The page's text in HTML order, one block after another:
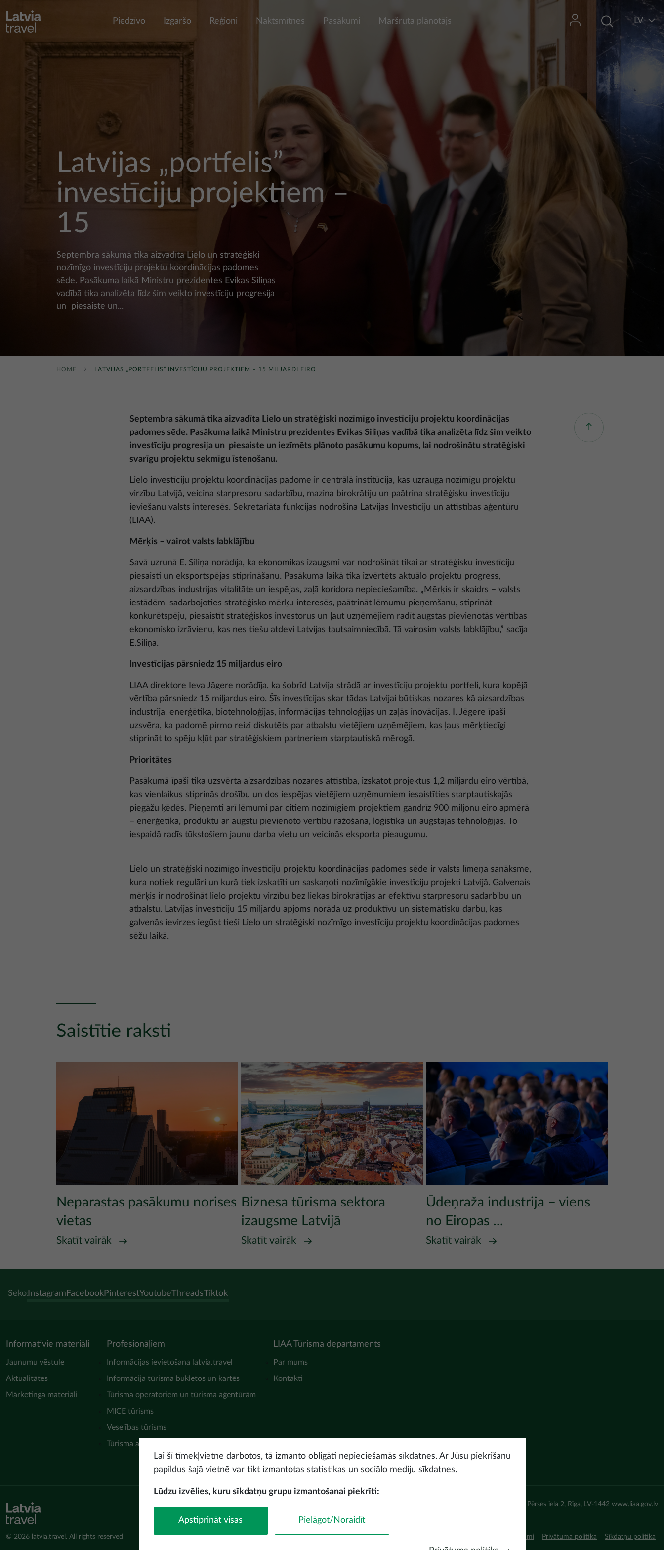
Piedzīvo Izgaršo Reģioni Naktsmītnes Pasākumi Maršruta plānotājs LV
Latvijas „portfelis”
investīciju projektiem –
15
Septembra sākumā tika aizvadīta Lielo un stratēģiski
nozīmīgo investīciju projektu koordinācijas padomes
sēde. Pasākuma laikā Ministru prezidentes Evikas Siliņas
vadībā tika analizēta līdz šim veikto investīciju progresija
un piesaiste un...
HOME LATVIJAS „PORTFELIS” INVESTĪCIJU PROJEKTIEM – 15 MILJARDI EIRO
Septembra sākumā tika aizvadīta Lielo un stratēģiski nozīmīgo investīciju projektu koordinācijas
padomes sēde. Pasākuma laikā Ministru prezidentes Evikas Siliņas vadībā tika analizēta līdz šim veikto
investīciju progresija un piesaiste un iezīmēts plānoto pasākumu kopums, lai nodrošinātu stratēģiski
svarīgu projektu sekmīgu īstenošanu.
Lielo investīciju projektu koordinācijas padome ir centrālā institūcija, kas uzrauga nozīmīgu projektu
virzību Latvijā, veicina starpresoru sadarbību, mazina birokrātiju un paātrina stratēģisku investīciju
ieviešanu valsts interesēs. Sekretariāta funkcijas nodrošina Latvijas Investīciju un attīstības aģentūru
(LIAA).
Mērķis – vairot valsts labklājību
Savā uzrunā E. Siliņa norādīja, ka ekonomikas izaugsmi var nodrošināt tikai ar stratēģisku investīciju
piesaisti un eksportspējas stiprināšanu. Pasākuma laikā tika izvērtēts aktuālo projektu progress,
aizsardzības industrijas vitalitāte un iespējas, zaļā koridora nepieciešamība. „Mērķis ir skaidrs – valsts
iestādēm, sadarbojoties stratēģisko mērķu interesēs, paātrināt lēmumu pieņemšanu, stiprināt
konkurētspēju, piesaistīt stratēģiskos investorus un ļaut uzņēmējiem radīt augstas pievienotās vērtības
ekonomisko izrāvienu, kas nes tiešu atdevi Latvijas tautsaimniecībā. Tā vairosim valsts labklājību,” sacīja
E.Siliņa.
Investīcijas pārsniedz 15 miljardus eiro
LIAA direktore Ieva Jāgere norādīja, ka šobrīd Latvija strādā ar investīciju projektu portfeli, kura kopējā
vērtība pārsniedz 15 miljardus eiro. Šīs investīcijas skar tādas Latvijai būtiskas nozares kā aizsardzības
industrija, enerģētika, biotehnoloģijas, informācijas tehnoloģijas un zaļās inovācijas. I. Jēgere īpaši
uzsvēra, ka padomē pirmo reizi diskutēts par atbalstu vietējiem uzņēmējiem, kas ļaus mērķtiecīgi
stiprināt to spēju kļūt par stratēģiskiem partneriem starptautiskā mērogā.
Prioritātes
Pasākumā īpaši tika uzsvērta aizsardzības nozares attīstība, izskatot projektus 1,2 miljardu eiro vērtībā,
kas vienlaikus stiprinās drošību un dos iespējas vietējiem uzņēmumiem iesaistīties starptautiskajās
piegāžu ķēdēs. Pieņemti arī lēmumi par citiem nozīmīgiem projektiem gandrīz 900 miljonu eiro apmērā
– enerģētikā, produktu ar augstu pievienoto vērtību ražošanā, loģistikā un augstajās tehnoloģijās. To
iespaidā radīs tūkstošiem jaunu darba vietu un veicinās eksporta pieaugumu.
Lielo un stratēģiski nozīmīgo investīciju projektu koordinācijas padomes sēde ir valsts līmeņa sanāksme,
kura notiek regulāri un kurā tiek izskatīti un saskaņoti nozīmīgākie investīciju projekti Latvijā. Galvenais
mērķis ir nodrošināt lielo projektu virzību bez liekas birokrātijas ar efektīvu starpresoru sadarbību un
atbalstu. Latvijas investīciju 15 miljardu apjoms norāda uz produktīvu un sistemātisku darbu, kas
galvenās ievirzes iegūst tieši Lielo un stratēģiski nozīmīgo investīciju projektu koordinācijas padomes
sēžu laikā.
Saistītie raksti
Neparastas pasākumu norises
vietas
Skatīt vairāk
Attēls
Biznesa tūrisma sektora
izaugsme Latvijā
Skatīt vairāk
Attēls
Ūdeņraža industrija – viens
no Eiropas ...
Skatīt vairāk
Seko:Instagram FacebookPinterestYoutubeThreadsTiktok
Informatīvie materiāli
Jaunumu vēstule
Aktualitātes
Mārketinga materiāli
Profesionāļiem
Informācijas ievietošana latvia.travel
Informācija tūrisma bukletos un kartēs
Tūrisma operatoriem un tūrisma aģentūrām
MICE tūrisms
Veselības tūrisms
Tūrisma asociācijas
LIAA Tūrisma departaments
Par mums
Kontakti
© Latvijas Investīciju un attīstības aģentūra (LIAA) Pērses iela 2, Rīga, LV-1442 www.liaa.gov.lv
© 2026 latvia.travel. All rights reserved Piekļūstamības paziņojums Lietošanas noteikumi Privātuma politika Sīkdatņu politika
Lai šī tīmekļvietne darbotos, tā izmanto obligāti nepieciešamās sīkdatnes. Ar Jūsu piekrišanu
papildus šajā vietnē var tikt izmantotas statistikas un sociālo mediju sīkdatnes.
Lūdzu izvēlies, kuru sīkdatņu grupu izmantošanai piekrīti:
Apstiprināt visas Pielāgot/Noraidīt